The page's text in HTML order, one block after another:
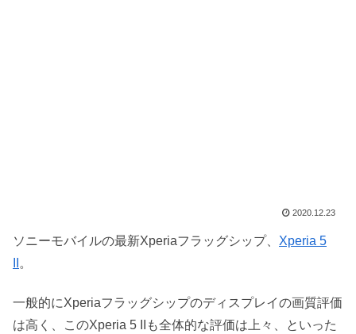
2020.12.23
ソニーモバイルの最新Xperiaフラッグシップ、 Xperia 5
。
一般的にXperiaフラッグシップのディスプレイの画質評価
は高く、このXperia 5 IIも全体的な評価は上々、といった